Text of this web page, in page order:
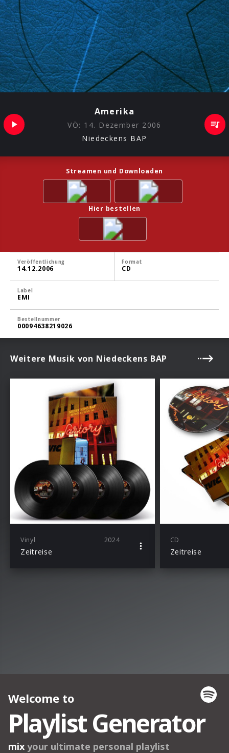
Amerika
VÖ: 14. Dezember 2006
Niedeckens BAP
Streamen und Downloaden
Hier bestellen
Veröffentlichung
14.12.2006
Format
CD
Label
EMI
Bestellnummer
00094638219026
Weitere Musik von Niedeckens BAP
Vinyl 2024
Zeitreise
CD
Zeitreise